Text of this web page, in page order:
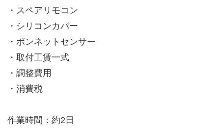
・スペアリモコン
・シリコンカバー
・ボンネットセンサー
・取付工賃一式
・調整費用
・消費税
作業時間：約2日